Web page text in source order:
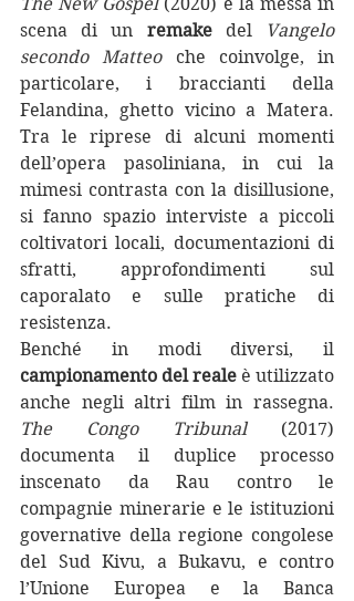
scena di un remake del
Vangelo
secondo Matteo che coinvolge, in
particolare, i braccianti della
Felandina, ghetto vicino a Matera.
Tra le riprese di alcuni momenti
dell’opera pasoliniana, in cui la
mimesi contrasta con la disillusione,
si fanno spazio interviste a piccoli
coltivatori locali, documentazioni di
sfratti, approfondimenti sul
caporalato e sulle pratiche di
resistenza.
campionamento del reale è utilizzato
The Congo Tribunal (2017)
documenta il duplice processo
inscenato da Rau contro le
compagnie minerarie e le istituzioni
governative della regione congolese
del Sud Kivu, a Bukavu, e contro
l’Unione Europea e la Banca